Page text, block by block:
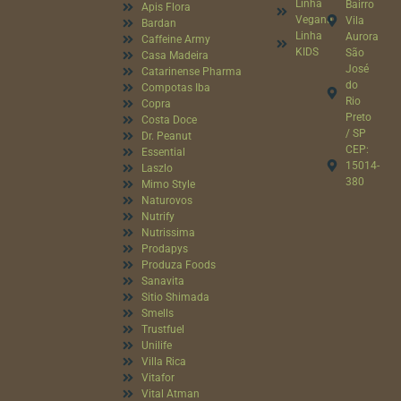
Apis Flora
Bardan
Caffeine Army
Casa Madeira
Catarinense Pharma
Compotas Iba
Copra
Costa Doce
Dr. Peanut
Essential
Laszlo
Mimo Style
Naturovos
Nutrify
Nutrissima
Prodapys
Produza Foods
Sanavita
Sitio Shimada
Smells
Trustfuel
Unilife
Villa Rica
Vitafor
Vital Atman
Linha
Vegana
Linha
KIDS
Bairro
Vila
Aurora
São
José
do
Rio
Preto
/ SP
CEP:
15014-
380